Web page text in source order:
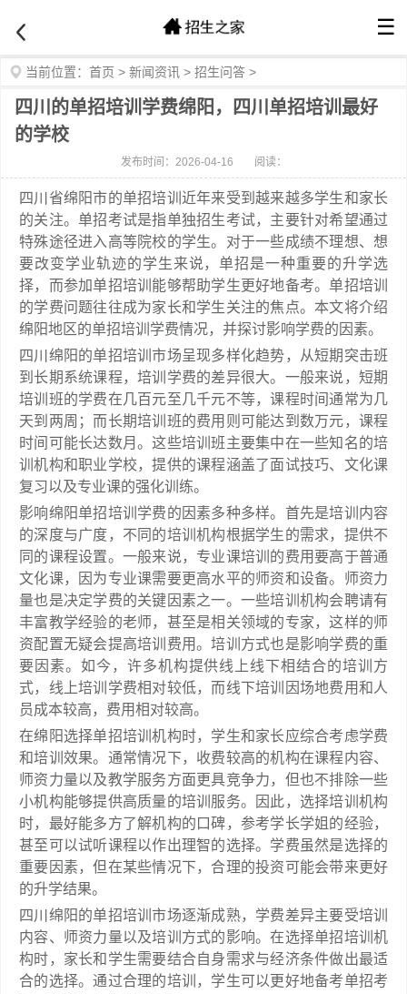
☰
当前位置： 首页 > 新闻资讯 > 招生问答 >
四川的单招培训学费绵阳，四川单招培训最好
的学校
发布时间：2026-04-16 阅读：
四川省绵阳市的单招培训近年来受到越来越多学生和家长
的关注。单招考试是指单独招生考试，主要针对希望通过
特殊途径进入高等院校的学生。对于一些成绩不理想、想
要改变学业轨迹的学生来说，单招是一种重要的升学选
择，而参加单招培训能够帮助学生更好地备考。单招培训
的学费问题往往成为家长和学生关注的焦点。本文将介绍
绵阳地区的单招培训学费情况，并探讨影响学费的因素。
四川绵阳的单招培训市场呈现多样化趋势，从短期突击班
到长期系统课程，培训学费的差异很大。一般来说，短期
培训班的学费在几百元至几千元不等，课程时间通常为几
天到两周；而长期培训班的费用则可能达到数万元，课程
时间可能长达数月。这些培训班主要集中在一些知名的培
训机构和职业学校，提供的课程涵盖了面试技巧、文化课
复习以及专业课的强化训练。
影响绵阳单招培训学费的因素多种多样。首先是培训内容
的深度与广度，不同的培训机构根据学生的需求，提供不
同的课程设置。一般来说，专业课培训的费用要高于普通
文化课，因为专业课需要更高水平的师资和设备。师资力
量也是决定学费的关键因素之一。一些培训机构会聘请有
丰富教学经验的老师，甚至是相关领域的专家，这样的师
资配置无疑会提高培训费用。培训方式也是影响学费的重
要因素。如今，许多机构提供线上线下相结合的培训方
式，线上培训学费相对较低，而线下培训因场地费用和人
员成本较高，费用相对较高。
在绵阳选择单招培训机构时，学生和家长应综合考虑学费
和培训效果。通常情况下，收费较高的机构在课程内容、
师资力量以及教学服务方面更具竞争力，但也不排除一些
小机构能够提供高质量的培训服务。因此，选择培训机构
时，最好能多方了解机构的口碑，参考学长学姐的经验，
甚至可以试听课程以作出理智的选择。学费虽然是选择的
重要因素，但在某些情况下，合理的投资可能会带来更好
的升学结果。
四川绵阳的单招培训市场逐渐成熟，学费差异主要受培训
内容、师资力量以及培训方式的影响。在选择单招培训机
构时，家长和学生需要结合自身需求与经济条件做出最适
合的选择。通过合理的培训，学生可以更好地备考单招考